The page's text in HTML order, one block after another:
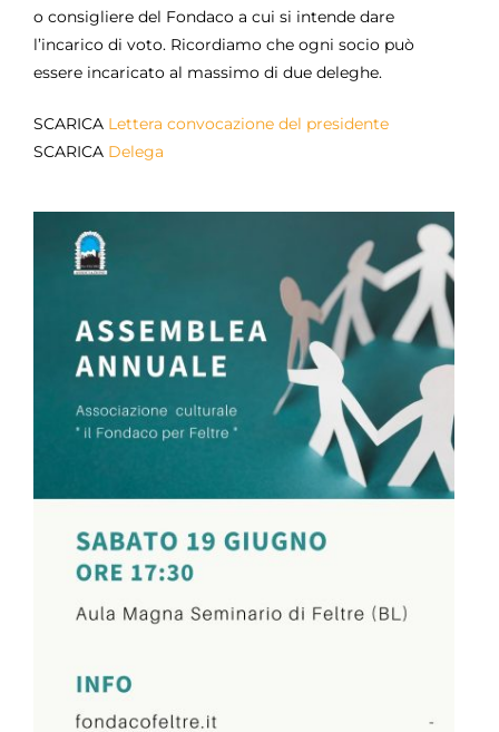
o consigliere del Fondaco a cui si intende dare
l’incarico di voto. Ricordiamo che ogni socio può
essere incaricato al massimo di due deleghe.
SCARICA Lettera convocazione del presidente
SCARICA Delega